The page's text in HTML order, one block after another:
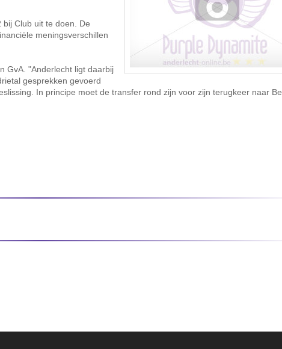
Club uit te doen. De
meningsverschillen
GvA. "Anderlecht ligt daarbij
gesprekken gevoerd
In principe moet de transfer rond zijn voor zijn terugkeer naar